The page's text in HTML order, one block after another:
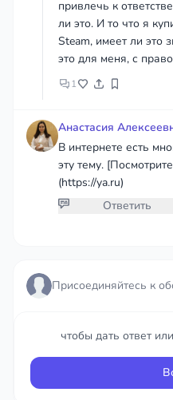
привлечь к
ли это. И то что я
Steam, имеет ли это
это для меня, с
1
Анастасия
В интернете есть
эту тему.
(https://ya.ru)
Ответить
Присоединяйтесь к
чтобы дать ответ